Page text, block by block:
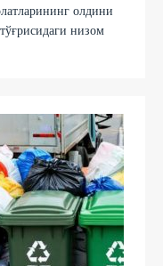
олдини
низом